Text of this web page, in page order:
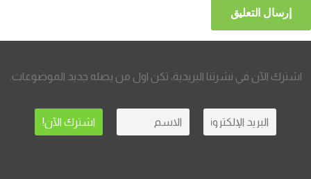
اشترك الآن في نشرتنا البريدية، تكن اول من يصله جديد الموضوعات.